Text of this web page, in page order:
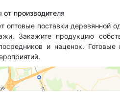
от производителя
оптовые поставки деревянной
Закажите продукцию
и наценок.